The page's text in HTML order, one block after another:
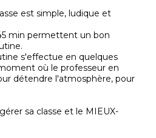
est simple, ludique et
min permettent un bon
s'effectue en quelques
où le professeur en
détendre l'atmosphère, pour
sa classe et le MIEUX-